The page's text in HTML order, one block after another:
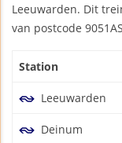
Leeuwarden. Dit
van postcode
Station
Leeuwarden
Deinum